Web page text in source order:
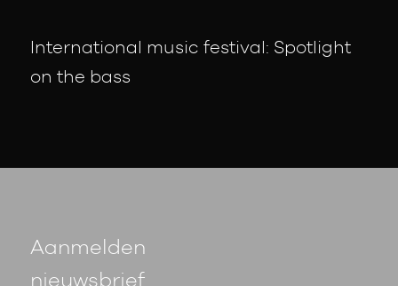
International music festival: Spotlight
on the bass
Aanmelden
nieuwsbrief